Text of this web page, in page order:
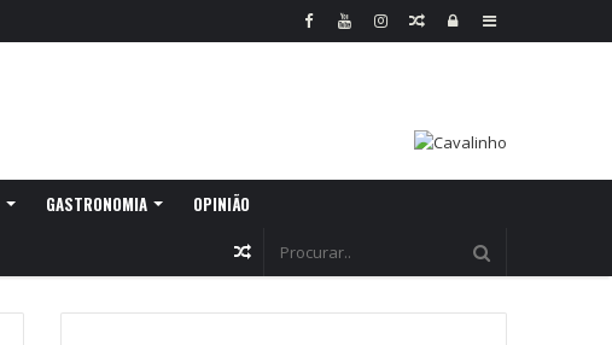
Sidebar
Log
Random
GASTRONOMIA OPINIÃO
Random